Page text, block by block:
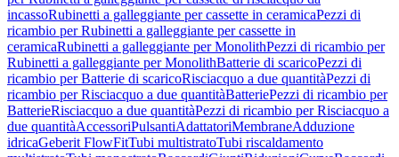
incassoRubinetti a galleggiante per cassette in ceramicaPezzi di
ricambio per Rubinetti a galleggiante per cassette in
ceramicaRubinetti a galleggiante per MonolithPezzi di ricambio per
Rubinetti a galleggiante per MonolithBatterie di scaricoPezzi di
ricambio per Batterie di scaricoRisciacquo a due quantitàPezzi di
ricambio per Risciacquo a due quantitàBatteriePezzi di ricambio per
BatterieRisciacquo a due quantitàPezzi di ricambio per Risciacquo a
due quantitàAccessoriPulsantiAdattatoriMembraneAdduzione
idricaGeberit FlowFitTubi multistratoTubi riscaldamento